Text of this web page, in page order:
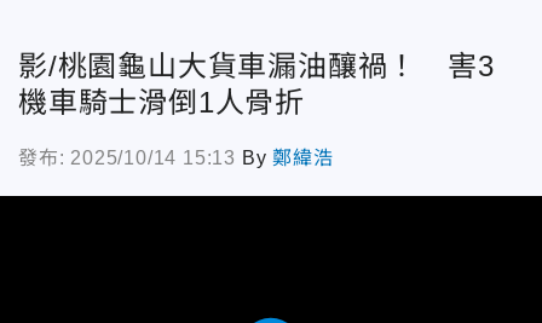
影/桃園龜山大貨車漏油釀禍！ 害3
機車騎士滑倒1人骨折
發布: 2025/10/14 15:13 By鄭緯浩